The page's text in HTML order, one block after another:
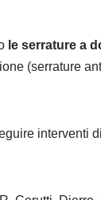
le serrature a
(serrature
interventi di